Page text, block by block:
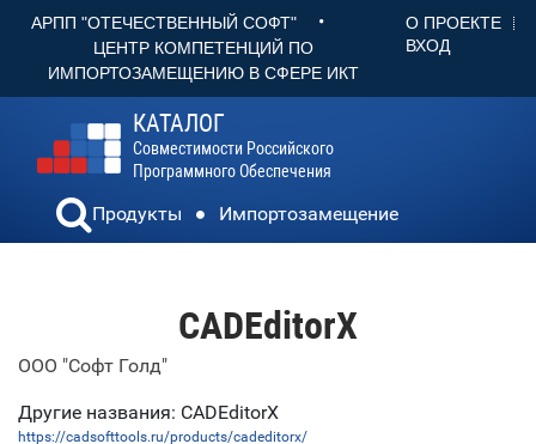
АРПП "ОТЕЧЕСТВЕННЫЙ СОФТ" •
ЦЕНТР КОМПЕТЕНЦИЙ ПО
ИМПОРТОЗАМЕЩЕНИЮ В СФЕРЕ ИКТ
О ПРОЕКТЕ
ВХОД
КАТАЛОГ
Совместимости Российского
Программного Обеспечения
Продукты Импортозамещение
CADEditorX
ООО "Софт Голд"
Другие названия: CADEditorX
https://cadsofttools.ru/products/cadeditorx/